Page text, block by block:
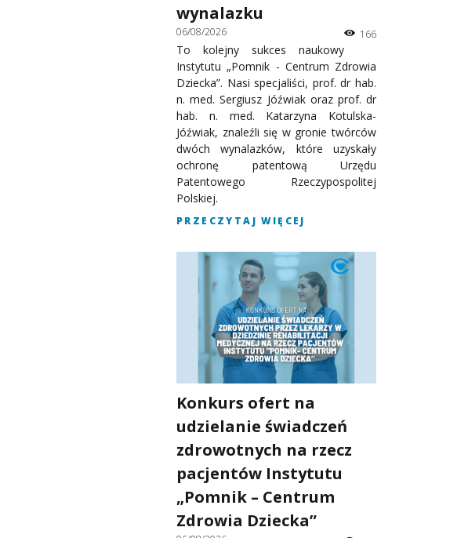
wynalazku
06/08/2026 166
To kolejny sukces naukowy
Instytutu „Pomnik - Centrum Zdrowia
Dziecka”. Nasi specjaliści, prof. dr hab.
n. med. Sergiusz Jóźwiak oraz prof. dr
hab. n. med. Katarzyna Kotulska-
Jóźwiak, znaleźli się w gronie twórców
dwóch wynalazków, które uzyskały
ochronę patentową Urzędu
Patentowego Rzeczypospolitej
Polskiej.
PRZECZYTAJ WIĘCEJ
Konkurs ofert na
udzielanie świadczeń
zdrowotnych na rzecz
pacjentów Instytutu
„Pomnik – Centrum
Zdrowia Dziecka”